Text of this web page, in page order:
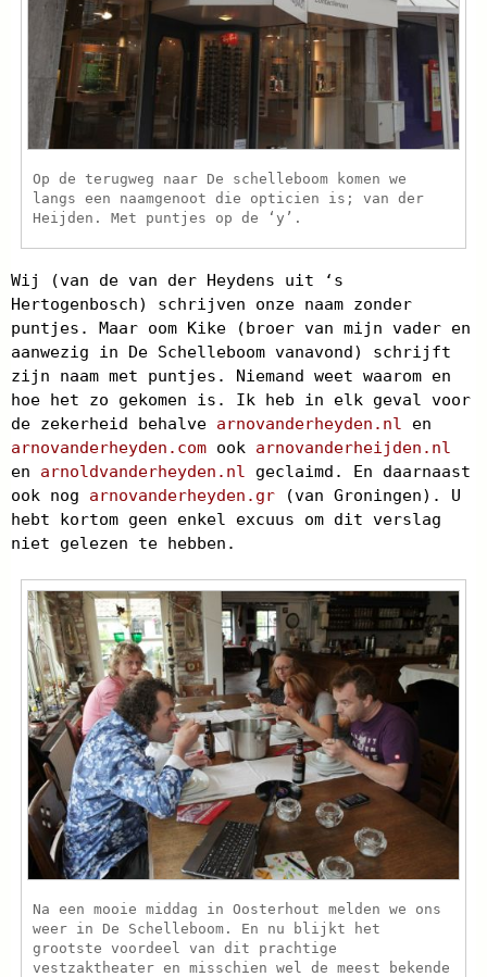
Op de terugweg naar De schelleboom komen we
langs een naamgenoot die opticien is; van der
Heijden. Met puntjes op de ‘y’.
Wij (van de van der Heydens uit ‘s
Hertogenbosch) schrijven onze naam zonder
puntjes. Maar oom Kike (broer van mijn vader en
aanwezig in De Schelleboom vanavond) schrijft
zijn naam met puntjes. Niemand weet waarom en
hoe het zo gekomen is. Ik heb in elk geval voor
de zekerheid behalve arnovanderheyden.nl en
arnovanderheyden.com ook arnovanderheijden.nl
en arnoldvanderheyden.nl geclaimd. En daarnaast
ook nog arnovanderheyden.gr (van Groningen). U
hebt kortom geen enkel excuus om dit verslag
niet gelezen te hebben.
Na een mooie middag in Oosterhout melden we ons
weer in De Schelleboom. En nu blijkt het
grootste voordeel van dit prachtige
vestzaktheater en misschien wel de meest bekende